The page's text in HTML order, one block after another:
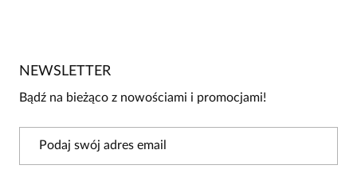
Bądź pierwszą osobą, która podzieli się opinią o tym
W naszej witrynie opinie mogą dodawać tylko
NEWSLETTER
Bądź na bieżąco z nowościami i promocjami!